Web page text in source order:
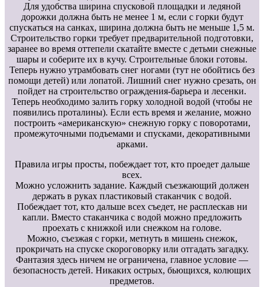
Для удобства ширина спусковой площадки и ледяной
дорожки должна быть не менее 1 м, если с горки будут
спускаться на санках, ширина должна быть не меньше 1,5 м.
Строительство горки требует предварительной подготовки,
заранее во время оттепели скатайте вместе с детьми снежные
шары и соберите их в кучу. Строительные блоки готовы.
Теперь нужно утрамбовать снег ногами (тут не обойтись без
помощи детей) или лопатой. Лишний снег нужно срезать, он
пойдет на строительство ограждения-барьера и лесенки.
Теперь необходимо залить горку холодной водой (чтобы не
появились проталины). Если есть время и желание, можно
построить «американскую» снежную горку с поворотами,
промежуточными подъемами и спусками, декоративными
арками.
Правила игры просты, побеждает тот, кто проедет дальше
всех.
Можно усложнить задание. Каждый съезжающий должен
держать в руках пластиковый стаканчик с водой.
Побеждает тот, кто дальше всех съедет, не расплескав ни
капли. Вместо стаканчика с водой можно предложить
проехать с книжкой или снежком на голове.
Можно, съезжая с горки, метнуть в мишень снежок,
прокричать на спуске скороговорку или отгадать загадку.
Фантазия здесь ничем не ограничена, главное условие —
безопасность детей. Никаких острых, бьющихся, колющих
предметов.